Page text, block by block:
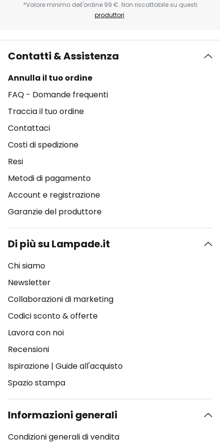
*Valore minimo dell'ordine 99 €. Non riscattabile su questi
produttori.
Contatti & Assistenza
Annulla il tuo ordine
FAQ - Domande frequenti
Traccia il tuo ordine
Contattaci
Costi di spedizione
Resi
Metodi di pagamento
Account e registrazione
Garanzie del produttore
Di più su Lampade.it
Chi siamo
Newsletter
Collaborazioni di marketing
Codici sconto & offerte
Lavora con noi
Recensioni
Ispirazione | Guide all'acquisto
Spazio stampa
Informazioni generali
Condizioni generali di vendita